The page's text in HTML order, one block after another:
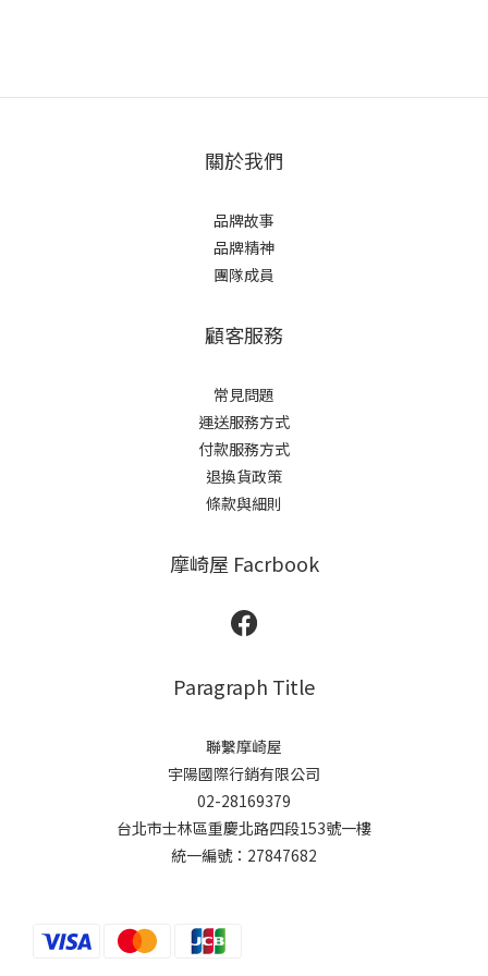
關於我們
品牌故事
品牌精神
團隊成員
顧客服務
常見問題
運送服務方式
付款服務方式
退換貨政策
條款與細則
摩崎屋 Facrbook
Paragraph Title
聯繫摩崎屋
宇陽國際行銷有限公司
02-28169379
台北市士林區重慶北路四段153號一樓
統一編號：27847682